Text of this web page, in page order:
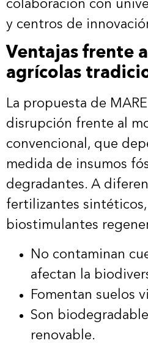
colaboración con
y centros de
Ventajas frente
agrícolas
La propuesta de
disrupción frente al
convencional, que
medida de insumos
degradantes. A
fertilizantes
biostimulantes
No contaminan
afectan la
Fomentan suelos
Son
renovable.